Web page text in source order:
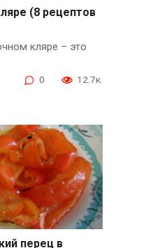
(8 рецептов
кляре – это
0 12.7к.
перец в